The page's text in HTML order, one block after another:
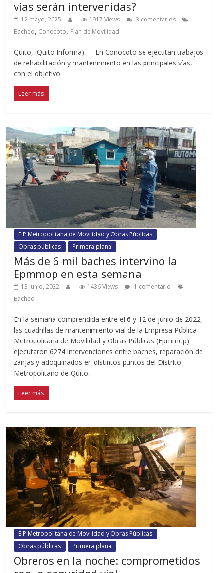
vías serán intervenidas?
12 mayo, 2025 1917 Views
3 comentarios
Bacheo, Conocoto, Plan de Movilidad
Quito, (Quito Informa). – En Conocoto se ejecutan trabajos
de rehabilitación y mantenimiento en las principales vías,
con el objetivo
Leer más
E P Metropolitana de Movilidad y Obras Públicas
Obras públicas
Primera plana
Más de 6 mil baches intervino la
Epmmop en esta semana
13 junio, 2022 1436 Views
1 comentario
Bacheo
En la semana comprendida entre el 6 y 12 de junio de 2022,
las cuadrillas de mantenimiento vial de la Empresa Pública
Metropolitana de Movilidad y Obras Públicas (Epmmop)
ejecutaron 6274 intervenciones entre baches, reparación de
zanjas y adoquinados en distintos puntos del Distrito
Metropolitano de Quito.
Leer más
E P Metropolitana de Movilidad y Obras Públicas
Obras públicas
Primera plana
Obreros en la noche: comprometidos